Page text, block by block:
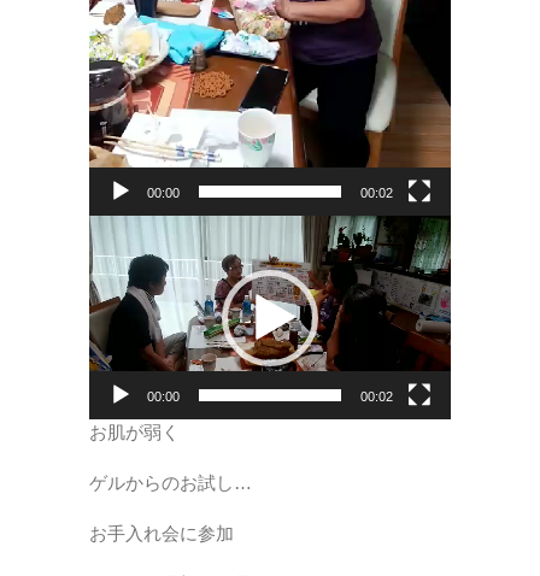
00:00 00:02
動
画
プ
レ
ー
ヤ
00:00 00:02
お肌が弱く
ゲルからのお試し…
お手入れ会に参加